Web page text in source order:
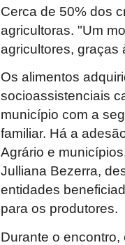
Cerca de 50% dos
agricultoras. "Um
agricultores, graças
Os alimentos
socioassistenciais
município com a
familiar. Há a
Agrário e
Julliana Bezerra,
entidades
para os produtores.
Durante o